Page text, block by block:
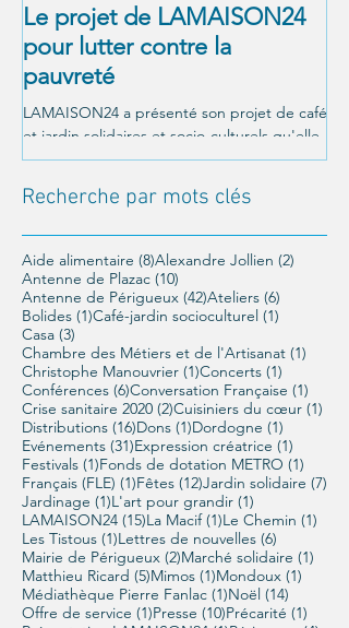
Le projet de LAMAISON24
pour lutter contre la
pauvreté
LAMAISON24 a présenté son projet de café
et jardin solidaires et socio-culturels qu'elle
veut mettre en place à Périgueux, et a été...
Recherche par mots clés
Aide alimentaire (8)8 posts
Alexandre Jollien (2)
Antenne de Plazac (10)
Antenne de Périgueux (42)42 posts
Ateliers (6)
Bolides (1)1 post
Café-jardin socioculturel (1)
Casa (3)
Chambre des Métiers et de l'Artisanat (1)
Christophe Manouvrier (1)1 post
Concerts (1)
Conférences (6)6 posts
Conversation Française (1)
Crise sanitaire 2020 (2)2 posts
Cuisiniers du cœur (1)
Distributions (16)16 posts
Dons (1)1 post
Dordogne (1)
Evénements (31)31 posts
Expression créatrice (1)
Festivals (1)1 post
Fonds de dotation METRO (1)
Français (FLE) (1)1 post
Fêtes (12)12 posts
Jardin solidaire (7)
Jardinage (1)1 post
L'art pour grandir (1)
LAMAISON24 (15)15 posts
La Macif (1)1 post
Le Chemin (1)
Les Tistous (1)1 post
Lettres de nouvelles (6)
Mairie de Périgueux (2)2 posts
Marché solidaire (1)
Matthieu Ricard (5)5 posts
Mimos (1)1 post
Mondoux (1)
Médiathèque Pierre Fanlac (1)1 post
Noël (14)
Offre de service (1)1 post
Presse (10)10 posts
Précarité (1)